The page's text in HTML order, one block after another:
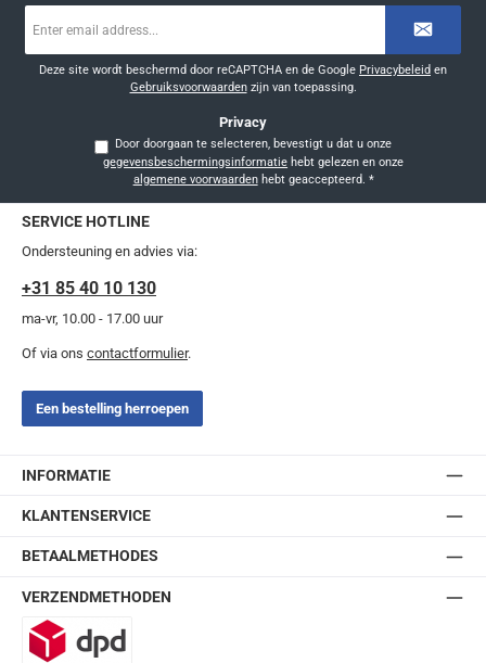
mailadres
Deze site wordt beschermd door reCAPTCHA en de Google Privacybeleid en
Gebruiksvoorwaardenzijn van toepassing.
Privacy
Door doorgaan te selecteren, bevestigt u dat u onze
gegevensbeschermingsinformatie
algemene voorwaardenhebt geaccepteerd. *
SERVICE HOTLINE
Ondersteuning en advies via:
+31 85 40 10 130
ma-vr, 10.00 - 17.00 uur
Of via ons contactformulier.
Een bestelling herroepen
INFORMATIE
KLANTENSERVICE
BETAALMETHODES
VERZENDMETHODEN